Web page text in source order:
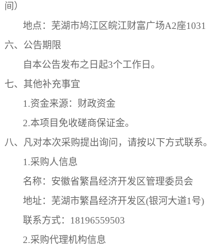
间）
地点： 芜湖市鸠江区皖江财富广场A2座1031
六、公告期限
自本公告发布之日起3个工作日 。
七、其他补充事宜
1.资金来源： 财政资金
2.本项目免收磋商保证金。
八、凡对本次采购提出询问，请按以下方式联系。
1.采购人信息
名称：安徽省繁昌经济开发区管理委员会
地址：芜湖市繁昌经济开发区(银河大道1号)
联系方式： 18196559503
2.采购代理机构信息